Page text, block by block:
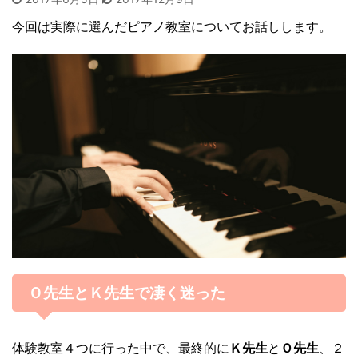
今回は実際に選んだピアノ教室についてお話しします。
Ｏ先生とＫ先生で凄く迷った
体験教室４つに行った中で、最終的に Ｋ先生と Ｏ先生、２